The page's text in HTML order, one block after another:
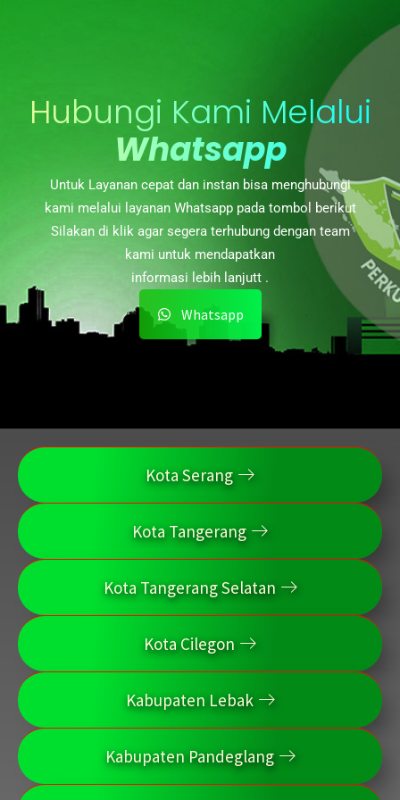
Hubungi Kami Melalui
Whatsapp
Untuk Layanan cepat dan instan bisa menghubungi
kami melalui layanan Whatsapp pada tombol berikut
Silakan di klik agar segera terhubung dengan team
kami untuk mendapatkan
informasi lebih lanjutt .
Whatsapp
Kota Serang
Kota Tangerang
Kota Tangerang Selatan
Kota Cilegon
Kabupaten Lebak
Kabupaten Pandeglang